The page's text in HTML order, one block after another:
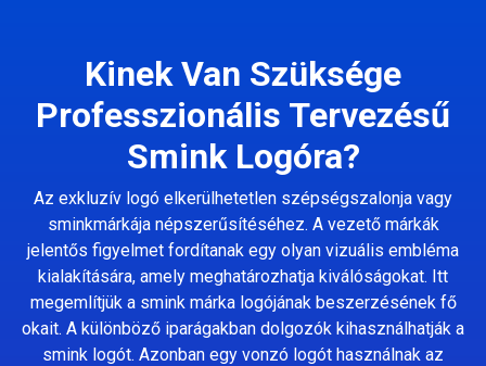
Kinek Van Szüksége
Professzionális Tervezésű
Smink Logóra?
Az exkluzív logó elkerülhetetlen szépségszalonja vagy
sminkmárkája népszerűsítéséhez. A vezető márkák
jelentős figyelmet fordítanak egy olyan vizuális embléma
kialakítására, amely meghatározhatja kiválóságokat. Itt
megemlítjük a smink márka logójának beszerzésének fő
okait. A különböző iparágakban dolgozók kihasználhatják a
smink logót. Azonban egy vonzó logót használnak az